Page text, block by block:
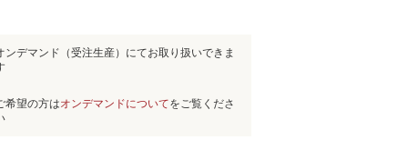
ンデマンド（受注生産）にてお取り扱いできま
希望の方はオンデマンドについてをご覧くださ